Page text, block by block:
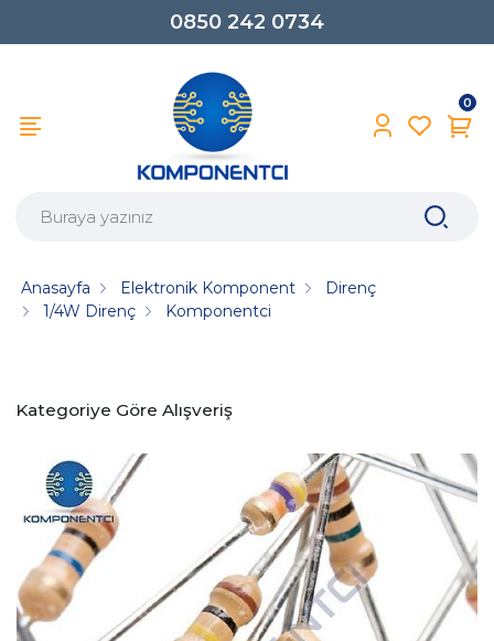
0850 242 0734
0
Anasayfa Elektronik Komponent
Direnç
1/4W Direnç
Komponentci
Kategoriye Göre Alışveriş